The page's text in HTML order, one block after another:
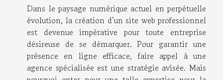
Dans le paysage numérique actuel en perpétuelle
évolution, la création d’un site web professionnel
est devenue impérative pour toute entreprise
désireuse de se démarquer. Pour garantir une
présence en ligne efficace, faire appel à une
agence spécialisée est une stratégie avisée. Mais